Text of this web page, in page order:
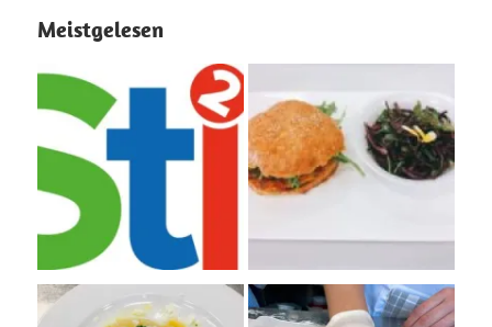
Meistgelesen